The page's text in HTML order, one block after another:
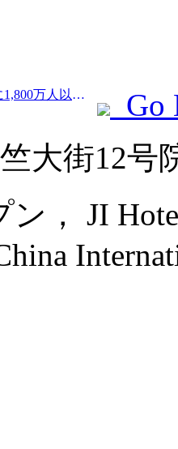
Prev:9日間の春節休暇中に1,800万人以上が国内外を旅行すると予想されている。
Go
大街12号
ン， JI